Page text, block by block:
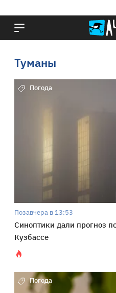
Туманы
Погода
Позавчера в 13:53
Синоптики дали прогноз
Кузбассе
Погода